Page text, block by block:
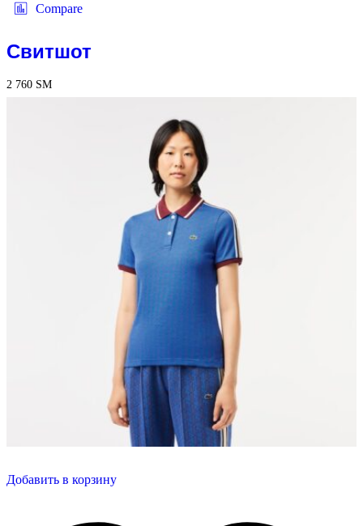
Compare
Свитшот
2 760 ЅМ
Добавить в корзину